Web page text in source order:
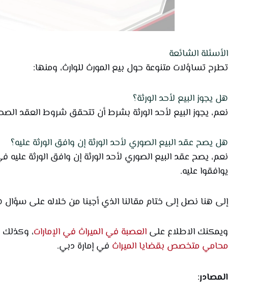
الأسئلة الشائعة
تطرح تساؤلات متنوعة حول بيع المورث للوارث، ومنها:
هل يجوز البيع لأحد الورثة؟
نعم، يجوز البيع لأحد الورثة بشرط أن تتحقق شروط العقد
هل يصح عقد البيع الصوري لأحد الورثة إن وافق الورثة عليه؟
نعم، يصح عقد البيع الصوري لأحد الورثة إن وافق الورثة
يوافقوا عليه.
إلى هنا نصل إلى ختام مقالنا الذي أجبنا من خلاله على
ويمكنك الاطلاع على العصبة في الميراث في الإمارات، وكذلك
محامي متخصص بقضايا الميراث في إمارة دبي.
المصادر: